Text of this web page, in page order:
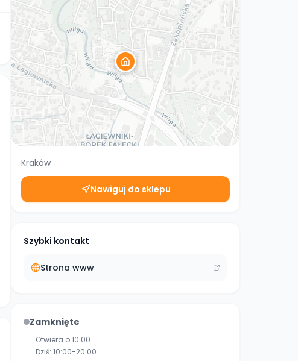
Kraków
Nawiguj do sklepu
Szybki kontakt
Strona www
Zamknięte
Otwiera o 10:00
Dziś: 10:00-20:00